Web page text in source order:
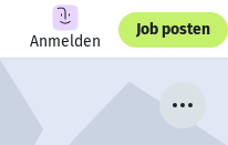
Anmelden
Job posten